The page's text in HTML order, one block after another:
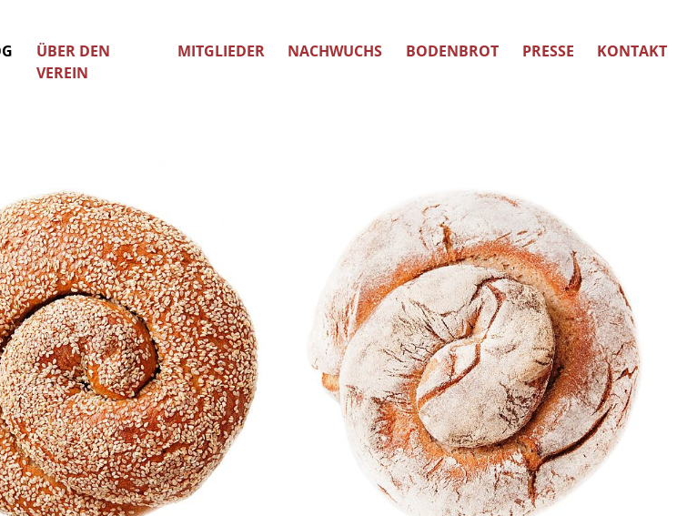
ÜBER DEN
VEREIN
MITGLIEDER NACHWUCHS BODENBROT PRESSE KONTAKT